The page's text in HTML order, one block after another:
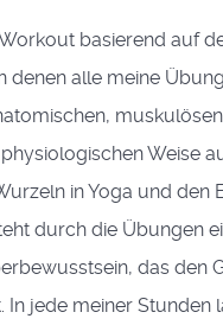
basierend auf
denen alle meine
Weise
in Yoga und den
durch die Übungen
das den
In jede meiner Stunden